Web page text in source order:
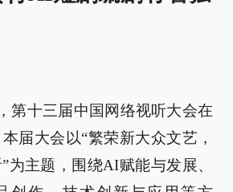
第十三届中国网络视听大会在
届大会以“繁荣新大众文艺，
为主题，围绕AI赋能与发展、